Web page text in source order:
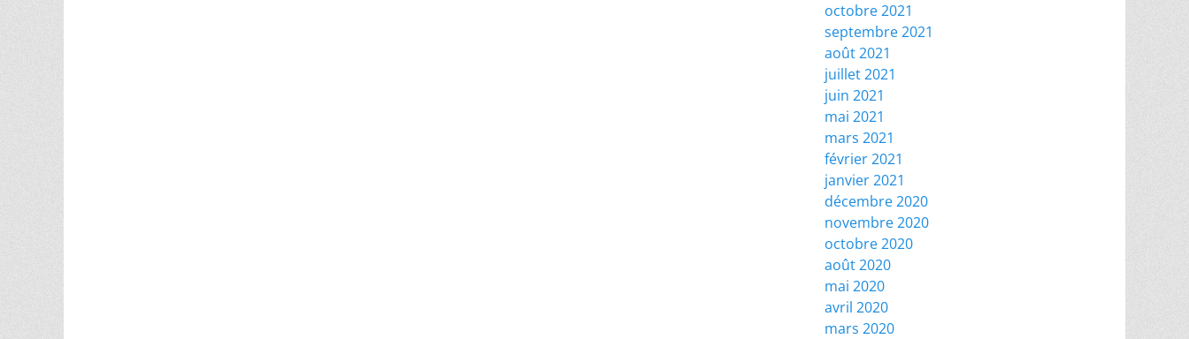
octobre 2021
septembre 2021
août 2021
juillet 2021
juin 2021
mai 2021
mars 2021
février 2021
janvier 2021
décembre 2020
novembre 2020
octobre 2020
août 2020
mai 2020
avril 2020
mars 2020